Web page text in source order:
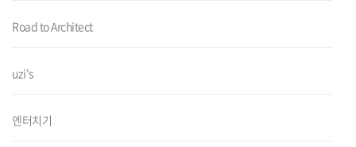
Road to Architect
uzi's
엔터치기